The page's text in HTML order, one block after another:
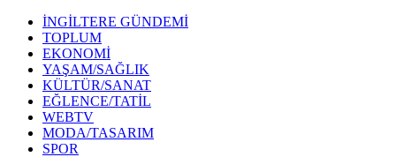
İNGİLTERE GÜNDEMİ
TOPLUM
EKONOMİ
YAŞAM/SAĞLIK
KÜLTÜR/SANAT
EĞLENCE/TATİL
WEBTV
MODA/TASARIM
SPOR